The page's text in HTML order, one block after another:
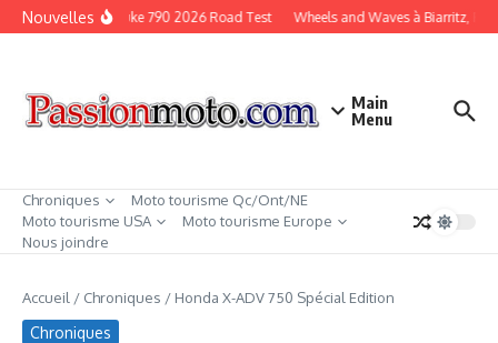
Aller au contenu
NouvellesKTM Duke 790 2026 Road Test Wheels and Waves à Biarritz,
Main
Menu
Chroniques
Moto tourisme Qc/Ont/NE
Moto tourisme USA
Moto tourisme Europe
Nous joindre
Accueil / Chroniques / Honda X-ADV 750 Spécial Edition
Chroniques